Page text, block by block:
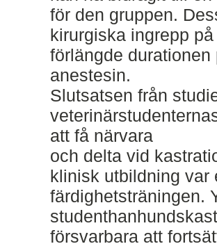
för den gruppen.
kirurgiska ingrepp
förlängde
anestesin.
Slutsatsen från
att få närvara
och delta vid
klinisk utbildning var
färdighetsträningen.
försvarbara att